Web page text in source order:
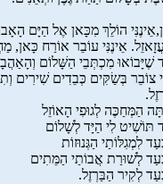
הוֹלֵךְ מִכָּאן אֶל הַיָּם
אֵינֶנִּי עוֹבֵר אוֹרַח כָּאן,
שֶׁיָּבוֹאוּ מִכְתְּבֵי הַשָּׁלוֹם
צוֹבֵר בְּשַׂקִּים כְּבֵדִים שִׁירִים
הַמְּחַכֶּה לְגוּפִי הָאוֹזֵל
תּוֹשִׁיט לִי הַיָּד לְשָׁלוֹם
לִמְגִלּוֹתַי הַגְּנוּזוֹת
לְשׁוּרַת אֲבוֹתַי הַמֵּתִים
לְקִיר הַבַּרְזֶל.